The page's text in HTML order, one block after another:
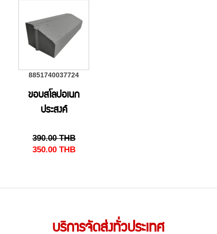
8851740037724
ขอบสโลปอเนก
ประสงค์
390.00 THB
350.00 THB
บริการจัดส่งทั่วประเทศ